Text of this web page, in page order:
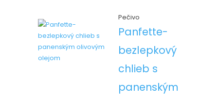
Pečivo
Panfette-
bezlepkový
chlieb s
panenským